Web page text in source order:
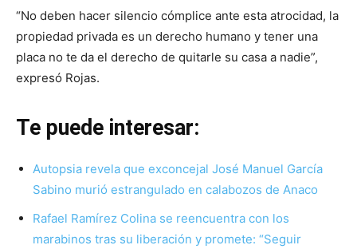
“No deben hacer silencio cómplice ante esta atrocidad, la
propiedad privada es un derecho humano y tener una
placa no te da el derecho de quitarle su casa a nadie”,
expresó Rojas.
Te puede interesar:
Autopsia revela que exconcejal José Manuel García
Sabino murió estrangulado en calabozos de Anaco
Rafael Ramírez Colina se reencuentra con los
marabinos tras su liberación y promete: “Seguir